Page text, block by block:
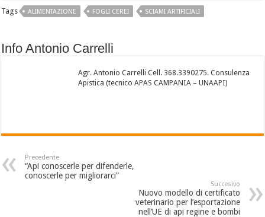
Tags ALIMENTAZIONE FOGLI CEREI SCIAMI ARTIFICIALI
Info Antonio Carrelli
Agr. Antonio Carrelli Cell. 368.3390275. Consulenza
Apistica (tecnico APAS CAMPANIA – UNAAPI)
Precedente
“Api conoscerle per difenderle,
conoscerle per migliorarci”
Succesivo
Nuovo modello di certificato
veterinario per l’esportazione
nell’UE di api regine e bombi